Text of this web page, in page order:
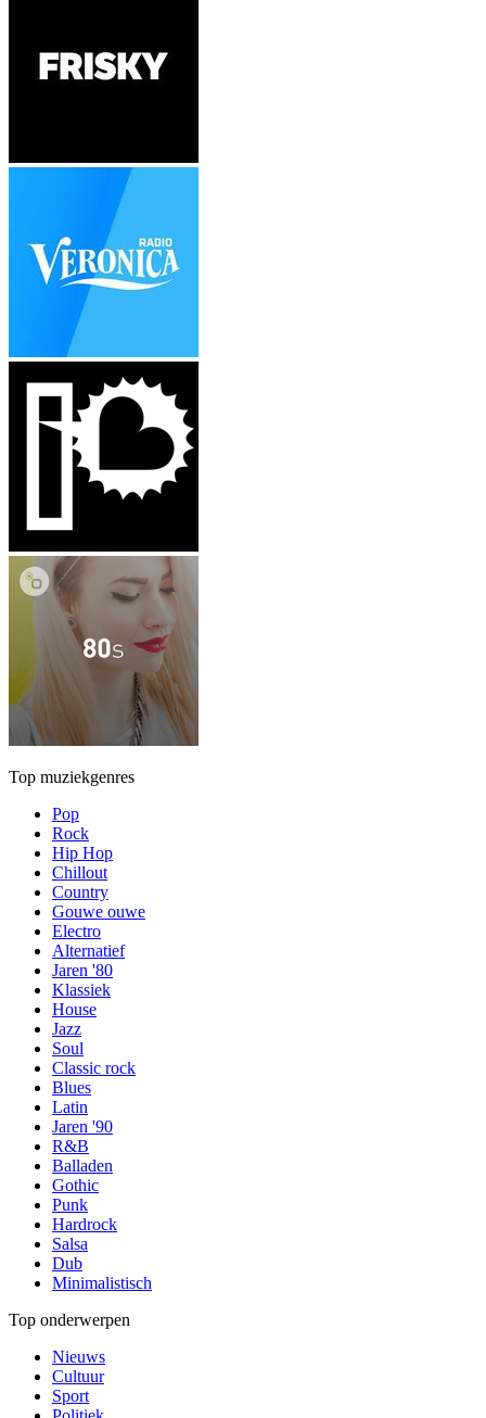
Top muziekgenres
Pop
Rock
Hip Hop
Chillout
Country
Gouwe ouwe
Electro
Alternatief
Jaren '80
Klassiek
House
Jazz
Soul
Classic rock
Blues
Latin
Jaren '90
R&B
Balladen
Gothic
Punk
Hardrock
Salsa
Dub
Minimalistisch
Top onderwerpen
Nieuws
Cultuur
Sport